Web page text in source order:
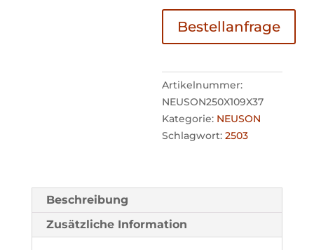
Bestellanfrage
Artikelnummer:
NEUSON250X109X37
Kategorie: NEUSON
Schlagwort:2503
Beschreibung
Zusätzliche Information